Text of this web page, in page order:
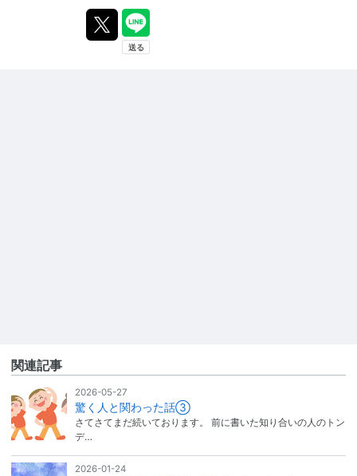
関連記事
2026-05-27
驚く人と関わった話③
さてさてまだ続いております。 前に書いた知り合いの人のトン
デ…
2026-01-24